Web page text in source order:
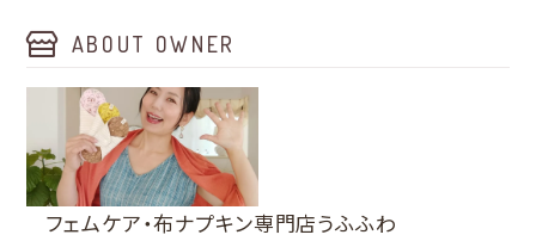
ABOUT OWNER
フェムケア・布ナプキン専門店うふふわ